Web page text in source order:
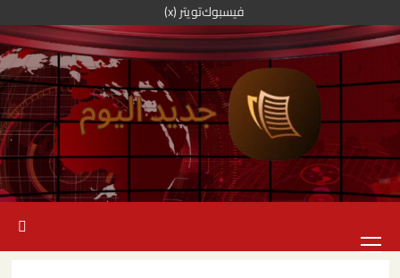
إلى
المحتوى
فيسبوكتويتر (x)
الرئيسية